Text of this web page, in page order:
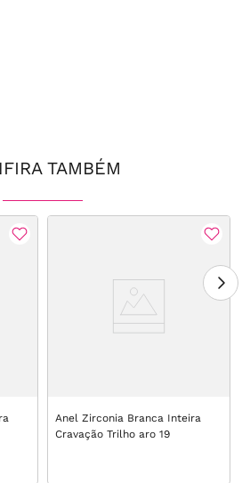
TAMBÉM
Anel Zirconia Branca Inteira
Cravação Trilho aro 19